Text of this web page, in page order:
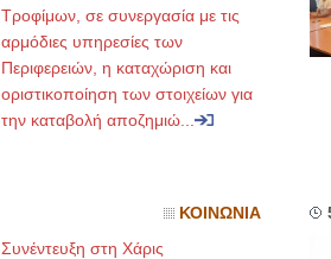
Τροφίμων, σε συνεργασία με τις
αρμόδιες υπηρεσίες των
Περιφερειών, η καταχώριση και
οριστικοποίηση των στοιχείων για
την καταβολή αποζημιώ...
ΚΟΙΝΩΝΙΑ
Συνέντευξη στη Χάρις